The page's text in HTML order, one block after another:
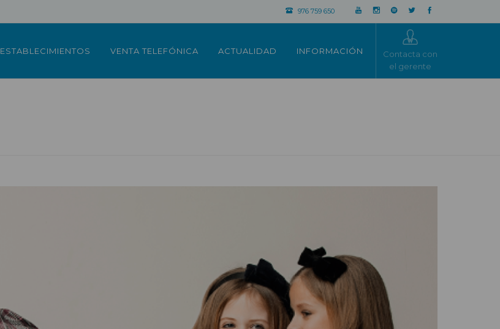
976 759 650
ESTABLECIMIENTOS VENTA TELEFÓNICA ACTUALIDAD INFORMACIÓN
Contacta con
el gerente